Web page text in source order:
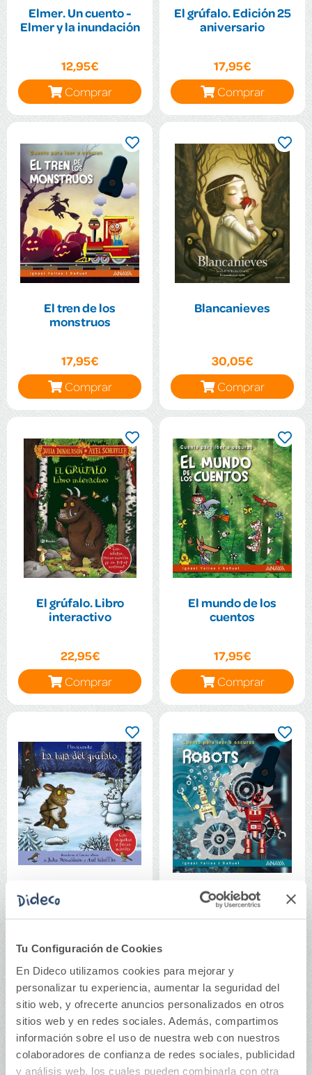
Tu Configuración de Cookies
En Dideco utilizamos cookies para mejorar y
personalizar tu experiencia, aumentar la seguridad del
sitio web, y ofrecerte anuncios personalizados en otros
sitios web y en redes sociales. Además, compartimos
información sobre el uso de nuestra web con nuestros
colaboradores de confianza de redes sociales, publicidad
y análisis web, los cuales pueden combinarla con otra
Elmer. Un cuento -
Elmer y la inundación
12,95€
Comprar
El grúfalo. Edición 25
aniversario
17,95€
Comprar
El tren de los
monstruos
17,95€
Comprar
Blancanieves
30,05€
Comprar
El grúfalo. Libro
interactivo
22,95€
Comprar
El mundo de los
cuentos
17,95€
Comprar
La hija del grúfalo.
12,95€
Comprar
Robots
Comprar